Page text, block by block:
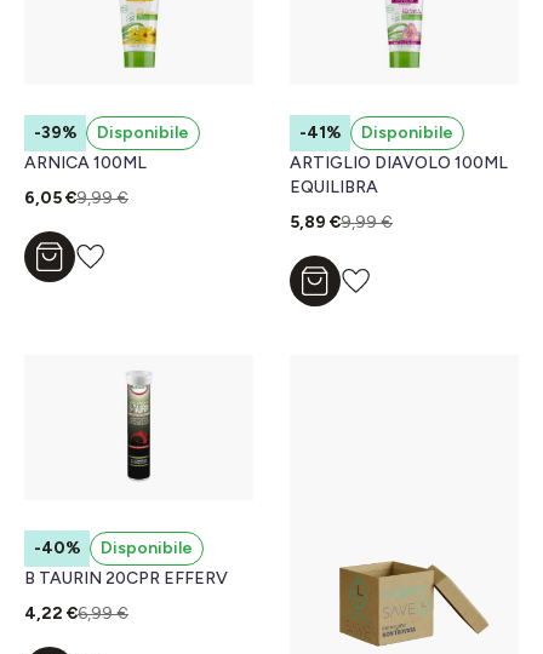
-39%
Disponibile
ARNICA 100ML
6,05 €9,99 €
Aggiungi al carrello
-41%
Disponibile
ARTIGLIO DIAVOLO 100ML
EQUILIBRA
5,89 €9,99 €
Aggiungi al carrello
-40%
Disponibile
B TAURIN 20CPR EFFERV
4,22 €6,99 €